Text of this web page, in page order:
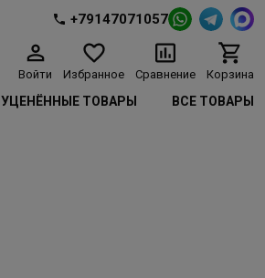
+79147071057
Войти Избранное Сравнение Корзина
УЦЕНЁННЫЕ ТОВАРЫ ВСЕ ТОВАРЫ